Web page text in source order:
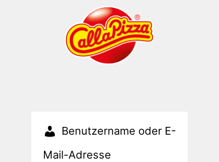
Benutzername oder E-
Mail-Adresse